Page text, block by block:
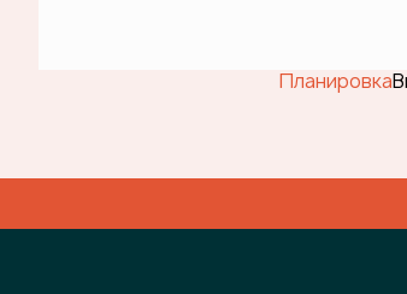
Планировка